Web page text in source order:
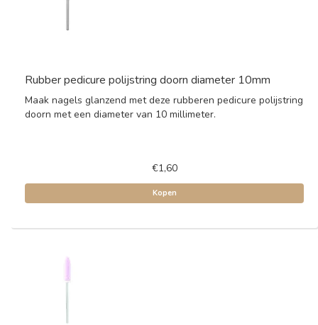
Rubber pedicure polijstring doorn diameter 10mm
Maak nagels glanzend met deze rubberen pedicure polijstring
doorn met een diameter van 10 millimeter.
€1,60
Kopen